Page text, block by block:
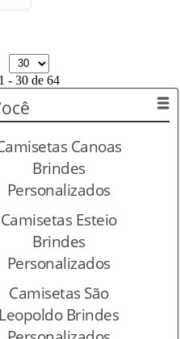
- 30 de 64
Canoas
Brindes
Personalizados
Camisetas Esteio
Brindes
Personalizados
Camisetas São
Leopoldo Brindes